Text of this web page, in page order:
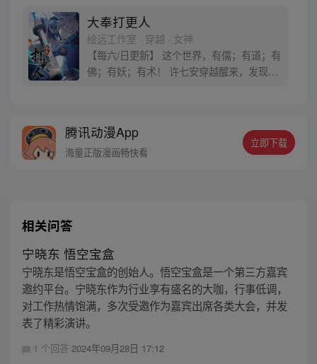
大奉打更人
绘远工作室 · 穿越 · 女神
【每六/日更新】 这个世界，有儒；有道；有
佛；有妖；有术！ 许七安穿越醒来，发现自
者卖报小郎君同名小说 QQ群号：
799493374
腾讯动漫App
海量正版漫画畅快看
立即下载
相关问答
宁晓东 悟空宝盒
宁晓东是悟空宝盒的创始人。悟空宝盒是一个第三方嘉宾
邀约平台。宁晓东作为行业享有盛名的大咖，行事低调，
对工作热情饱满，多次受邀作为嘉宾出席各类大会，并发
表了精彩演讲。
1 个回答 2024年09月28日 17:12